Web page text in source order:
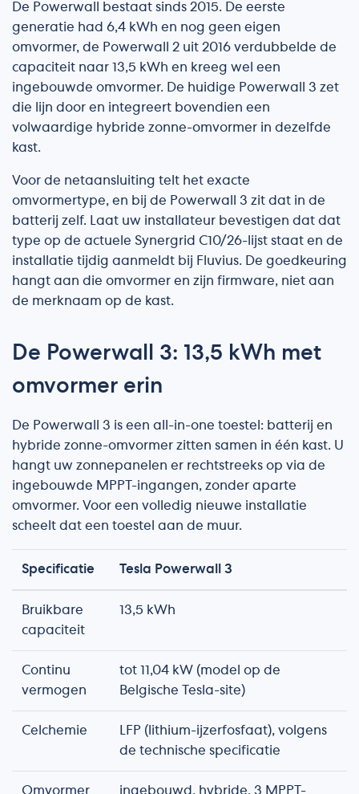
De Powerwall bestaat sinds 2015. De eerste
generatie had 6,4 kWh en nog geen eigen
omvormer, de Powerwall 2 uit 2016 verdubbelde de
capaciteit naar 13,5 kWh en kreeg wel een
ingebouwde omvormer. De huidige Powerwall 3 zet
die lijn door en integreert bovendien een
volwaardige hybride zonne-omvormer in dezelfde
kast.
Voor de netaansluiting telt het exacte
omvormertype, en bij de Powerwall 3 zit dat in de
batterij zelf. Laat uw installateur bevestigen dat dat
type op de actuele Synergrid C10/26-lijst staat en de
installatie tijdig aanmeldt bij Fluvius. De goedkeuring
hangt aan die omvormer en zijn firmware, niet aan
de merknaam op de kast.
De Powerwall 3: 13,5 kWh met
omvormer erin
De Powerwall 3 is een all-in-one toestel: batterij en
hybride zonne-omvormer zitten samen in één kast. U
hangt uw zonnepanelen er rechtstreeks op via de
ingebouwde MPPT-ingangen, zonder aparte
omvormer. Voor een volledig nieuwe installatie
scheelt dat een toestel aan de muur.
Specificatie Tesla Powerwall 3
Bruikbare
capaciteit
13,5 kWh
Continu
vermogen
tot 11,04 kW (model op de
Belgische Tesla-site)
Celchemie
LFP (lithium-ijzerfosfaat), volgens
de technische specificatie
Omvormer ingebouwd, hybride, 3 MPPT-